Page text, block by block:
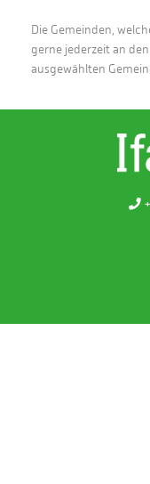
Die Gemeinden,
gerne jederzeit an
ausgewählten